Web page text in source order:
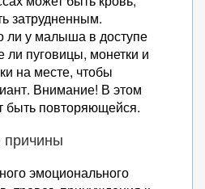
затрудненным.
ли у малыша в доступе
ли пуговицы, монетки и
на месте, чтобы
Внимание! В этом
быть повторяющейся.
причины
эмоционального